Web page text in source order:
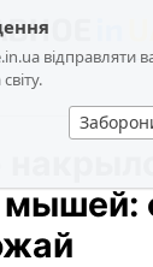
відправляти